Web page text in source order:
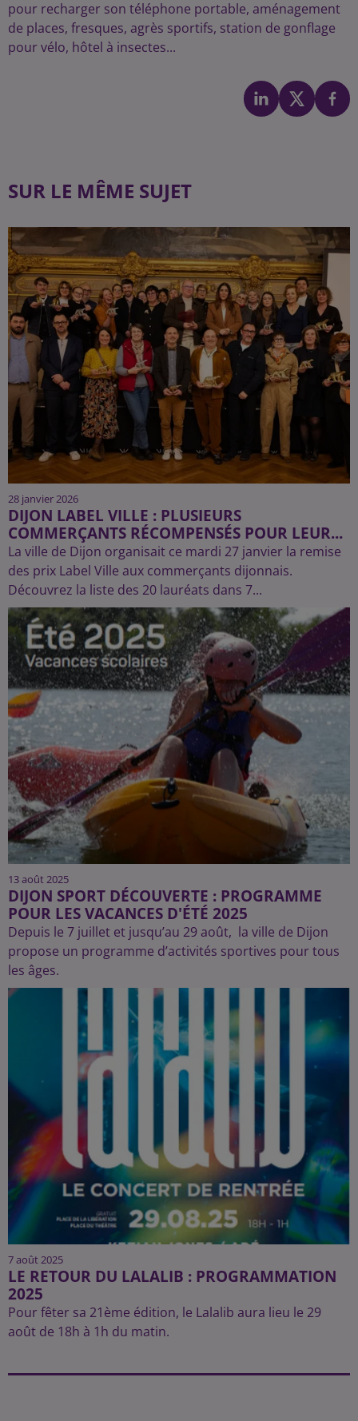
pour recharger son téléphone portable, aménagement
de places, fresques, agrès sportifs, station de gonflage
pour vélo, hôtel à insectes...
SUR LE MÊME SUJET
28 janvier 2026
DIJON LABEL VILLE : PLUSIEURS
COMMERÇANTS RÉCOMPENSÉS POUR LEUR...
La ville de Dijon organisait ce mardi 27 janvier la remise
des prix Label Ville aux commerçants dijonnais.
Découvrez la liste des 20 lauréats dans 7...
13 août 2025
DIJON SPORT DÉCOUVERTE : PROGRAMME
POUR LES VACANCES D'ÉTÉ 2025
Depuis le 7 juillet et jusqu’au 29 août, la ville de Dijon
propose un programme d’activités sportives pour tous
les âges.
7 août 2025
LE RETOUR DU LALALIB : PROGRAMMATION
2025
Pour fêter sa 21ème édition, le Lalalib aura lieu le 29
août de 18h à 1h du matin.